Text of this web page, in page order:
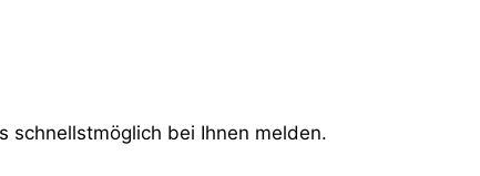
schnellstmöglich bei Ihnen melden.